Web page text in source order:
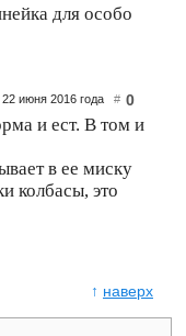
для особо
22 июня 2016 года # 0
и ест. В том и
в ее миску
колбасы, это
↑ наверх